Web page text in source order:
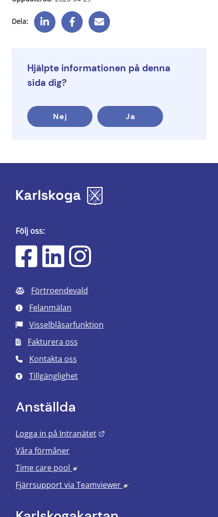
Dela:
Hjälpte informationen på denna
sida dig?
Nej Ja
Följ oss:
Förtroendevald
Felanmälan
Visselblåsarfunktion
Fakturera oss
Kontakta oss
Tillgänglighet
Anställda
Logga in på Intranätet
Våra förmåner
Time care pool
Länk till annan webbplats, öppnas i
Fjärrsupport via Teamviewer Länk till annan